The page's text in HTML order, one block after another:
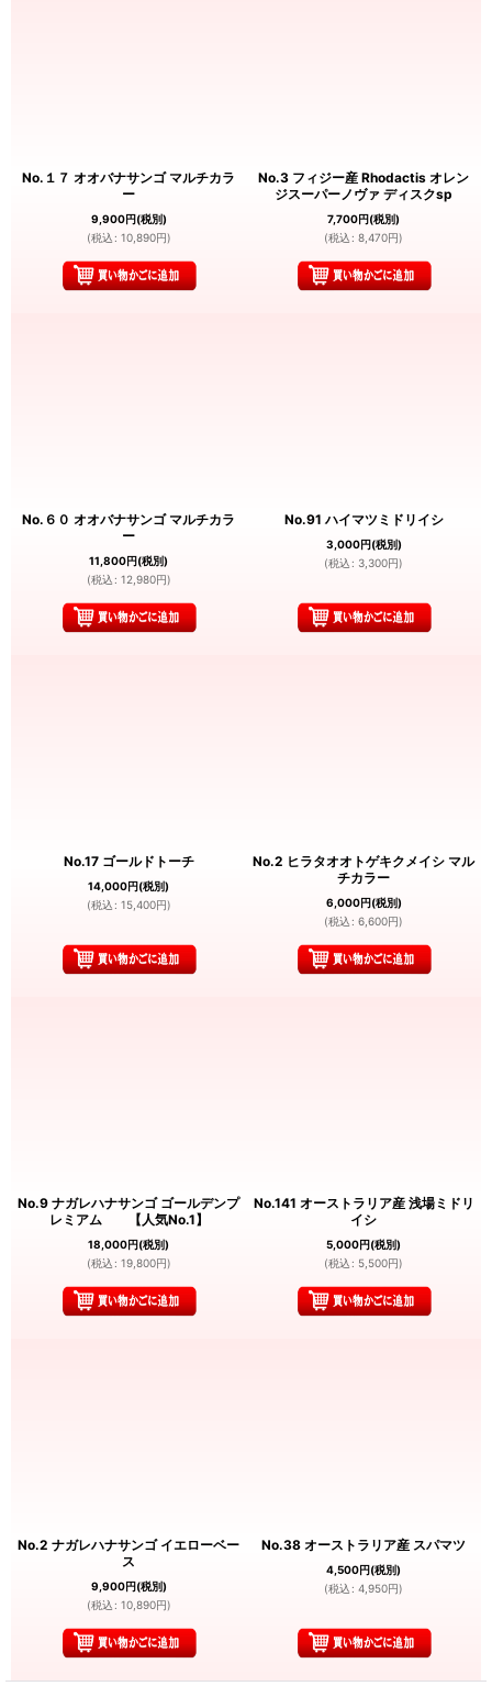
No.１７ オオバナサンゴ マルチカラ
ー
9,900円(税別)
(税込 : 10,890円)
No.3 フィジー産 Rhodactis オレン
ジスーパーノヴァ ディスクsp
7,700円(税別)
(税込 : 8,470円)
No.６０ オオバナサンゴ マルチカラ
ー
11,800円(税別)
(税込 : 12,980円)
No.91 ハイマツミドリイシ
3,000円(税別)
(税込 : 3,300円)
No.17 ゴールドトーチ
14,000円(税別)
(税込 : 15,400円)
No.2 ヒラタオオトゲキクメイシ マル
チカラー
6,000円(税別)
(税込 : 6,600円)
No.9 ナガレハナサンゴ ゴールデンプ
レミアム 【人気No.1】
18,000円(税別)
(税込 : 19,800円)
No.141 オーストラリア産 浅場ミドリ
イシ
5,000円(税別)
(税込 : 5,500円)
No.2 ナガレハナサンゴ イエローベー
ス
9,900円(税別)
(税込 : 10,890円)
No.38 オーストラリア産 スパマツ
4,500円(税別)
(税込 : 4,950円)